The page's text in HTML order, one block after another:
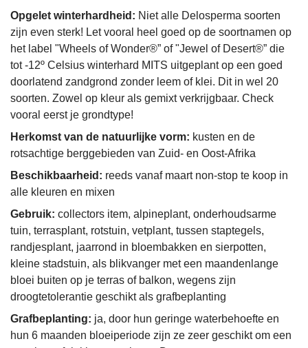
Opgelet winterhardheid: Niet alle Delosperma soorten
zijn even sterk! Let vooral heel goed op de soortnamen op
het label "Wheels of Wonder®” of "Jewel of Desert®” die
tot -12º Celsius winterhard MITS uitgeplant op een goed
doorlatend zandgrond zonder leem of klei. Dit in wel 20
soorten. Zowel op kleur als gemixt verkrijgbaar. Check
vooral eerst je grondtype!
Herkomst van de natuurlijke vorm: kusten en de
rotsachtige berggebieden van Zuid- en Oost-Afrika
Beschikbaarheid: reeds vanaf maart non-stop te koop in
alle kleuren en mixen
Gebruik: collectors item, alpineplant, onderhoudsarme
tuin, terrasplant, rotstuin, vetplant, tussen staptegels,
randjesplant, jaarrond in bloembakken en sierpotten,
kleine stadstuin, als blikvanger met een maandenlange
bloei buiten op je terras of balkon, wegens zijn
droogtetolerantie geschikt als grafbeplanting
Grafbeplanting: ja, door hun geringe waterbehoefte en
hun 6 maanden bloeiperiode zijn ze zeer geschikt om een